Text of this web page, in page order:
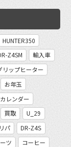
HUNTER350
Z4SM
輸入車
リップヒーター
お年玉
カレンダー
買取
U_29
パ
DR-Z4S
ツ
コーヒー